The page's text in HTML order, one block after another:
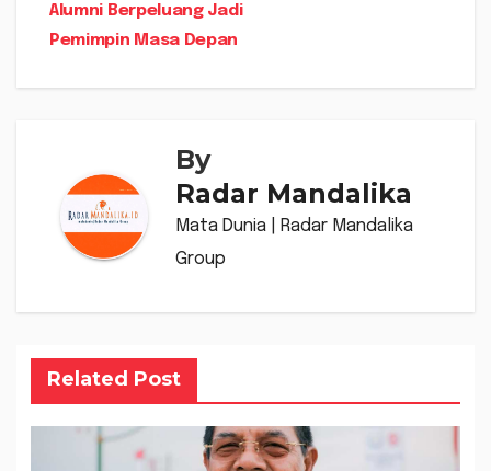
Alumni Berpeluang Jadi
Pemimpin Masa Depan
By
Radar Mandalika
Mata Dunia | Radar Mandalika
Group
Related Post